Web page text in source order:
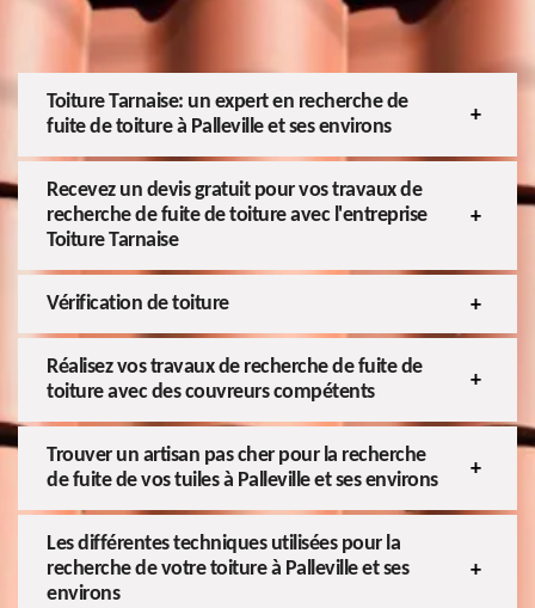
Toiture Tarnaise: un expert en recherche de
fuite de toiture à Palleville et ses environs
Recevez un devis gratuit pour vos travaux de
recherche de fuite de toiture avec l'entreprise
Toiture Tarnaise
Vérification de toiture
Réalisez vos travaux de recherche de fuite de
toiture avec des couvreurs compétents
Trouver un artisan pas cher pour la recherche
de fuite de vos tuiles à Palleville et ses environs
Les différentes techniques utilisées pour la
recherche de votre toiture à Palleville et ses
environs